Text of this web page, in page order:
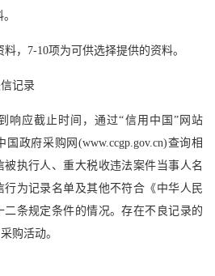
，7-10项为可供选择提供的资料。
记录
响应截止时间，通过“信用中国”网站
国政府采购网(www.ccgp.gov.cn)查询相
执行人、重大税收违法案件当事人名
为记录名单及其他不符合《中华人民
条规定条件的情况。存在不良记录的
购活动。